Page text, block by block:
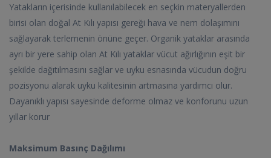
Yatakların içerisinde kullanılabilecek en seçkin materyallerden
birisi olan doğal At Kılı yapısı gereği hava ve nem dolaşımını
sağlayarak terlemenin önüne geçer. Organik yataklar arasında
ayrı bir yere sahip olan At Kılı yataklar vücut ağırlığının eşit bir
şekilde dağıtılmasını sağlar ve uyku esnasında vücudun doğru
pozisyonu alarak uyku kalitesinin artmasına yardımcı olur.
Dayanıklı yapısı sayesinde deforme olmaz ve konforunu uzun
yıllar korur
Maksimum Basınç Dağılımı